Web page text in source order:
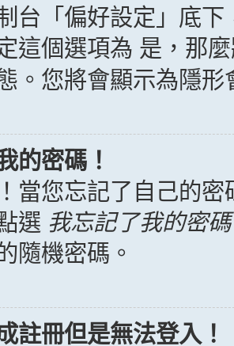
台「偏好設定」底
這個選項為 是 ，那
。您將會顯示為隱形
的密碼！
當您忘記了自己的
選 我忘記了我的密碼
隨機密碼。
註冊但是無法登入！